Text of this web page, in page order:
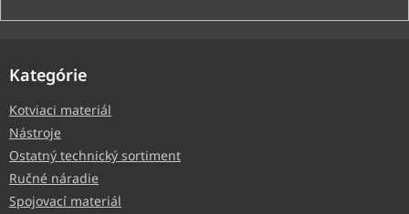
Kategórie
Kotviaci materiál
Nástroje
Ostatný technický sortiment
Ručné náradie
Spojovací materiál